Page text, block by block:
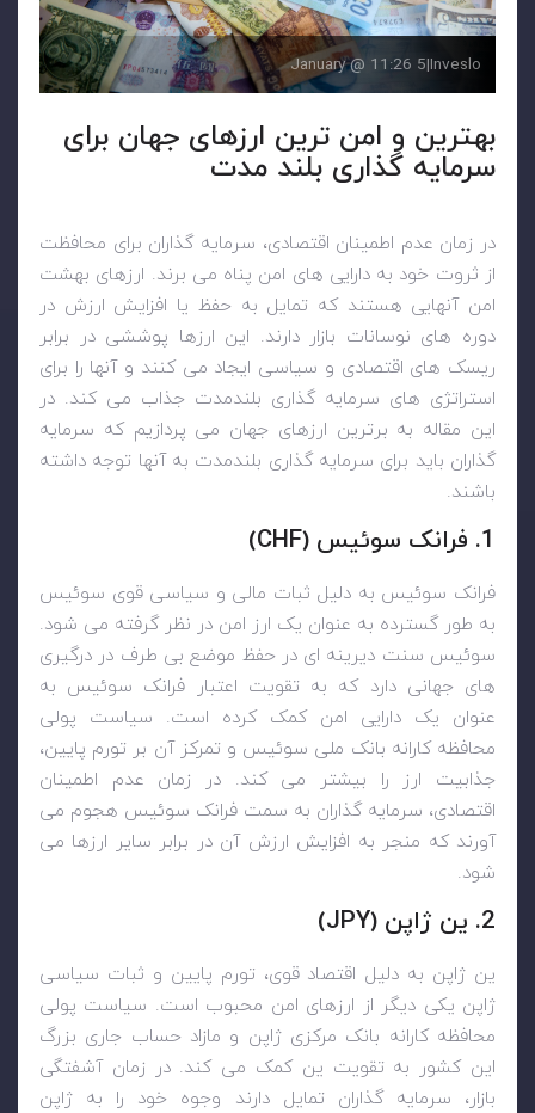
Inveslo
|
5 January @ 11:26
بهترین و امن ترین ارزهای جهان برای
سرمایه گذاری بلند مدت
در زمان عدم اطمینان اقتصادی، سرمایه گذاران برای محافظت
از ثروت خود به دارایی های امن پناه می برند. ارزهای بهشت
امن آنهایی هستند که تمایل به حفظ یا افزایش ارزش در
دوره های نوسانات بازار دارند. این ارزها پوششی در برابر
ریسک های اقتصادی و سیاسی ایجاد می کنند و آنها را برای
استراتژی های سرمایه گذاری بلندمدت جذاب می کند. در
این مقاله به برترین ارزهای جهان می پردازیم که سرمایه
گذاران باید برای سرمایه گذاری بلندمدت به آنها توجه داشته
باشند.
1. فرانک سوئیس ( CHF
)
فرانک سوئیس به دلیل ثبات مالی و سیاسی قوی سوئیس
به طور گسترده به عنوان یک ارز امن در نظر گرفته می شود.
سوئیس سنت دیرینه ای در حفظ موضع بی طرف در درگیری
های جهانی دارد که به تقویت اعتبار فرانک سوئیس به
عنوان یک دارایی امن کمک کرده است. سیاست پولی
محافظه کارانه بانک ملی سوئیس و تمرکز آن بر تورم پایین،
جذابیت ارز را بیشتر می کند. در زمان عدم اطمینان
اقتصادی، سرمایه گذاران به سمت فرانک سوئیس هجوم می
آورند که منجر به افزایش ارزش آن در برابر سایر ارزها می
شود.
2. ین ژاپن ( JPY
)
ین ژاپن به دلیل اقتصاد قوی، تورم پایین و ثبات سیاسی
ژاپن یکی دیگر از ارزهای امن محبوب است. سیاست پولی
محافظه کارانه بانک مرکزی ژاپن و مازاد حساب جاری بزرگ
این کشور به تقویت ین کمک می کند. در زمان آشفتگی
بازار، سرمایه گذاران تمایل دارند وجوه خود را به ژاپن